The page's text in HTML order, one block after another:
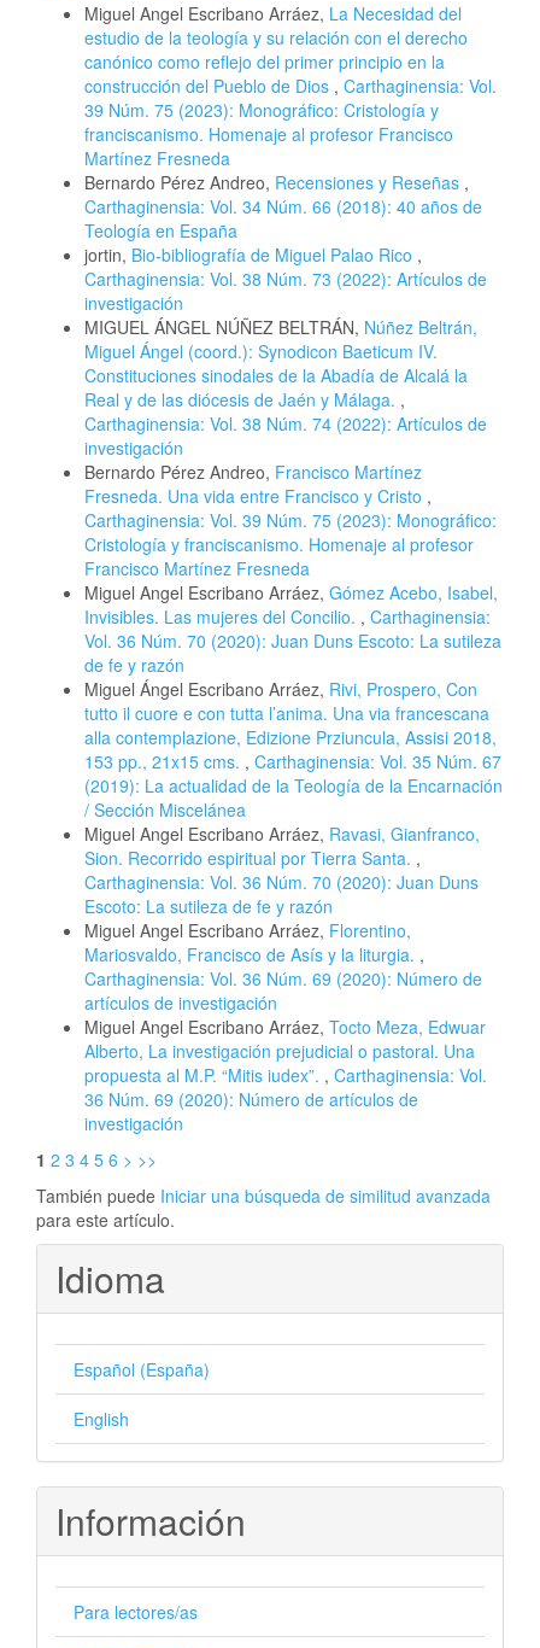
Miguel Angel Escribano Arráez, La Necesidad del
estudio de la teología y su relación con el derecho
canónico como reflejo del primer principio en la
construcción del Pueblo de Dios , Carthaginensia: Vol.
39 Núm. 75 (2023): Monográfico: Cristología y
franciscanismo. Homenaje al profesor Francisco
Martínez Fresneda
Bernardo Pérez Andreo, Recensiones y Reseñas ,
Carthaginensia: Vol. 34 Núm. 66 (2018): 40 años de
Teología en España
jortin, Bio-bibliografía de Miguel Palao Rico ,
Carthaginensia: Vol. 38 Núm. 73 (2022): Artículos de
investigación
MIGUEL ÁNGEL NÚÑEZ BELTRÁN, Núñez Beltrán,
Miguel Ángel (coord.): Synodicon Baeticum IV.
Constituciones sinodales de la Abadía de Alcalá la
Real y de las diócesis de Jaén y Málaga. ,
Carthaginensia: Vol. 38 Núm. 74 (2022): Artículos de
investigación
Bernardo Pérez Andreo, Francisco Martínez
Fresneda. Una vida entre Francisco y Cristo ,
Carthaginensia: Vol. 39 Núm. 75 (2023): Monográfico:
Cristología y franciscanismo. Homenaje al profesor
Francisco Martínez Fresneda
Miguel Angel Escribano Arráez, Gómez Acebo, Isabel,
Invisibles. Las mujeres del Concilio. , Carthaginensia:
Vol. 36 Núm. 70 (2020): Juan Duns Escoto: La sutileza
de fe y razón
Miguel Ángel Escribano Arráez, Rivi, Prospero, Con
tutto il cuore e con tutta l’anima. Una via francescana
alla contemplazione, Edizione Prziuncula, Assisi 2018,
153 pp., 21x15 cms. , Carthaginensia: Vol. 35 Núm. 67
(2019): La actualidad de la Teología de la Encarnación
/ Sección Miscelánea
Miguel Angel Escribano Arráez, Ravasi, Gianfranco,
Sion. Recorrido espiritual por Tierra Santa. ,
Carthaginensia: Vol. 36 Núm. 70 (2020): Juan Duns
Escoto: La sutileza de fe y razón
Miguel Angel Escribano Arráez, Florentino,
Mariosvaldo, Francisco de Asís y la liturgia. ,
Carthaginensia: Vol. 36 Núm. 69 (2020): Número de
artículos de investigación
Miguel Angel Escribano Arráez, Tocto Meza, Edwuar
Alberto, La investigación prejudicial o pastoral. Una
propuesta al M.P. “Mitis iudex”. , Carthaginensia: Vol.
36 Núm. 69 (2020): Número de artículos de
investigación
1 2 3 4 5 6 > >>
También puede Iniciar una búsqueda de similitud avanzada
para este artículo.
Idioma
Español (España)
English
Información
Para lectores/as